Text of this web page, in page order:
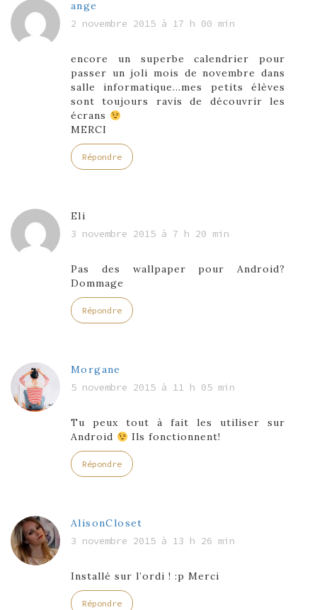
ange
2 novembre 2015 à 17 h 00 min
encore un superbe calendrier pour
passer un joli mois de novembre dans
salle informatique…mes petits élèves
sont toujours ravis de découvrir les
écrans
MERCI
Répondre
Eli
3 novembre 2015 à 7 h 20 min
Pas des wallpaper pour Android?
Dommage
Répondre
Morgane
5 novembre 2015 à 11 h 05 min
Tu peux tout à fait les utiliser sur
Android
Ils fonctionnent!
Répondre
AlisonCloset
3 novembre 2015 à 13 h 26 min
Installé sur l’ordi ! :p Merci
Répondre